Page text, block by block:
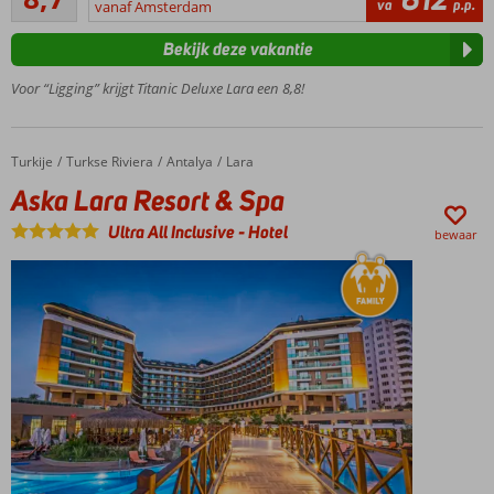
ligging aan
het
en groot
aquapark
Jong én
vermaakt
zich hier
prima
Smullen
geblazen
Ultra All
Inclusive
formule
Al jaren zeer
geliefd onder
Nederlanders
Met de
grootste
beoordelingenvanaf Amsterdam va p.p.
Voor “Ligging” krijgt Titanic Deluxe Lara een 8,8!
Bekijk deze vakantie
Home
Turkije Turkse Riviera Antalya Lara
Aska Lara Resort & Spa
Aska Lara Resort & Spa
Ultra All Inclusive-Hotel bewaar